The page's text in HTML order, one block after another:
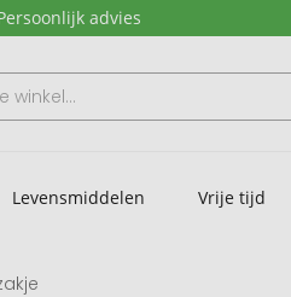
advies
Levensmiddelen Vrije tijd